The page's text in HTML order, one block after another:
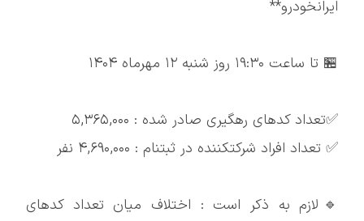
ایرانخودرو**
🏪 تا ساعت ۱۹:۳۰ روز شنبه ۱۲ مهرماه ۱۴۰۴
✅تعداد کدهای رهگیری صادر شده : ۵,۳۶۵,۰۰۰
✅ تعداد افراد شرکتکننده در ثبتنام : ۴,۶۹۰,۰۰۰ نفر
🔹لازم به ذکر است : اختلاف میان تعداد کدهای